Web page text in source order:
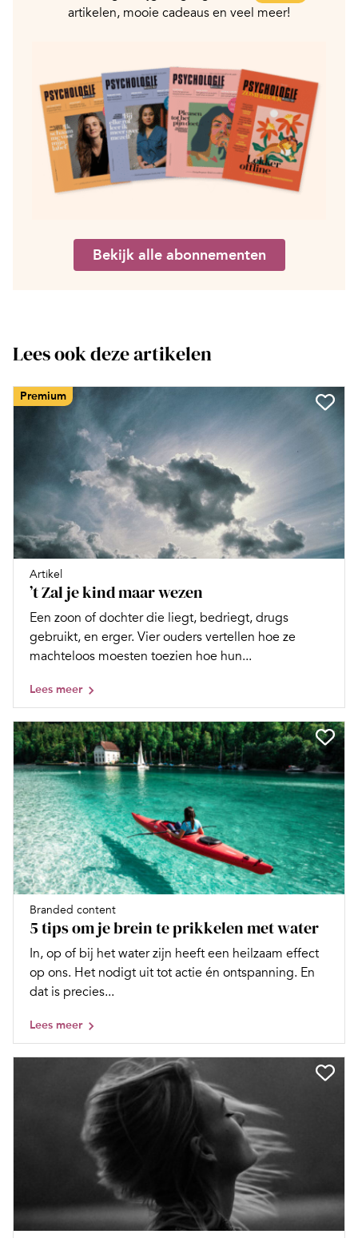
artikelen, mooie cadeaus en veel meer!
Bekijk alle abonnementen
Lees ook deze artikelen
Premium
Artikel
’t Zal je kind maar wezen
Een zoon of dochter die liegt, bedriegt, drugs
gebruikt, en erger. Vier ouders vertellen hoe ze
machteloos moesten toezien hoe hun...
Lees meer
Branded content
5 tips om je brein te prikkelen met water
In, op of bij het water zijn heeft een heilzaam effect
op ons. Het nodigt uit tot actie én ontspanning. En
dat is precies...
Lees meer